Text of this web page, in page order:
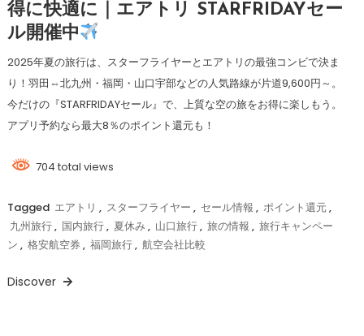
得に快適に｜エアトリ STARFRIDAYセー
ル開催中
2025年夏の旅行は、スターフライヤーとエアトリの最強コンビで決ま
り！羽田⇔北九州・福岡・山口宇部などの人気路線が片道9,600円～。
今だけの『STARFRIDAYセール』で、上質な空の旅をお得に楽しもう。
アプリ予約なら最大8％のポイント還元も！
704 total views
Tagged エアトリ , スターフライヤー , セール情報 , ポイント還元,
九州旅行, 国内旅行, 夏休み, 山口旅行, 旅の情報 , 旅行キャンペー
ン , 格安航空券 , 福岡旅行, 航空会社比較
Discover